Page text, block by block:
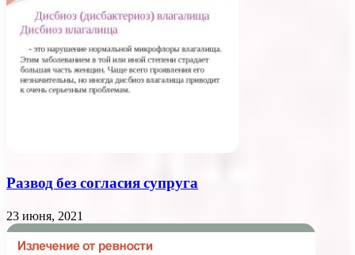
Развод без согласия супруга
23 июня, 2021